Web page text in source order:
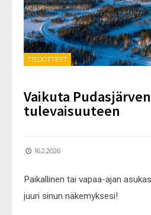
TIEDOTTEET
Vaikuta
tulevaisuuteen
16.2.2026
Paikallinen tai vapaa-ajan
juuri sinun näkemyksesi!